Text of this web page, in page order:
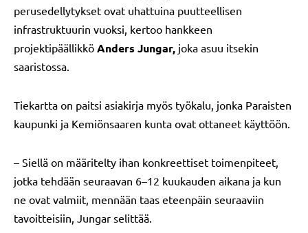
perusedellytykset ovat uhattuina puutteellisen
infrastruktuurin vuoksi, kertoo hankkeen
projektipäällikkö Anders Jungar, joka asuu itsekin
saaristossa.
Tiekartta on paitsi asiakirja myös työkalu, jonka Paraisten
kaupunki ja Kemiönsaaren kunta ovat ottaneet käyttöön.
– Siellä on määritelty ihan konkreettiset toimenpiteet,
jotka tehdään seuraavan 6–12 kuukauden aikana ja kun
ne ovat valmiit, mennään taas eteenpäin seuraaviin
tavoitteisiin, Jungar selittää.